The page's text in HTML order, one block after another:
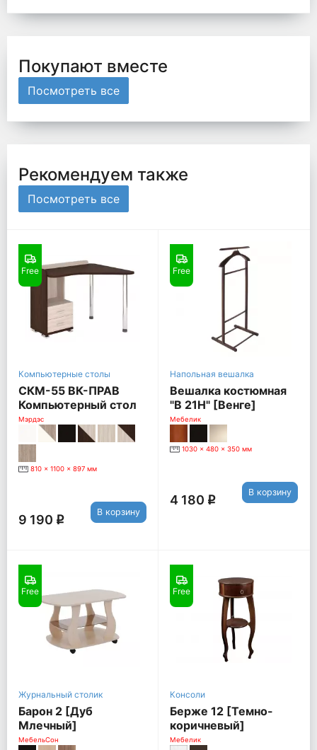
Покупают вместе
Посмотреть все
Рекомендуем также
Посмотреть все
Free
Компьютерные столы
СКМ-55 ВК-ПРАВ
Компьютерный стол
СКМ-55, Правый,
венге / карамель
Мэрдэс
810 x 1100 x 897 мм
9 190 q
В корзину
Free
Напольная вешалка
Вешалка костюмная
"В 21Н" [Венге]
Мебелик
1030 x 480 x 350 мм
4 180 q
В корзину
Free
Журнальный столик
Барон 2 [Дуб
Млечный]
МебельСон
Free
Консоли
Берже 12 [Темно-
коричневый]
Мебелик